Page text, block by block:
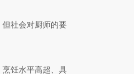
社会对厨师的要
饪水平高超、具